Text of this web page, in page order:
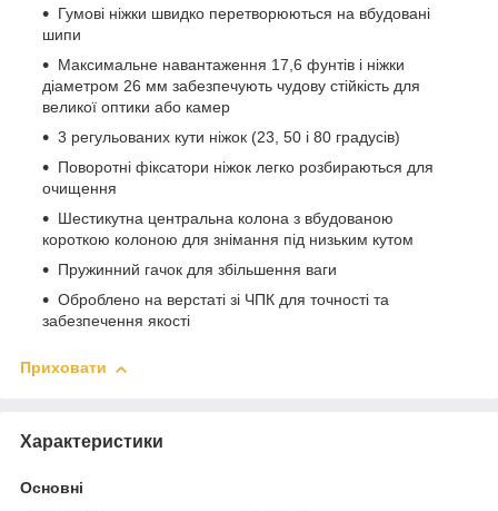
Гумові ніжки швидко перетворюються на вбудовані
шипи
Максимальне навантаження 17,6 фунтів і ніжки
діаметром 26 мм забезпечують чудову стійкість для
великої оптики або камер
3 регульованих кути ніжок (23, 50 і 80 градусів)
Поворотні фіксатори ніжок легко розбираються для
очищення
Шестикутна центральна колона з вбудованою
короткою колоною для знімання під низьким кутом
Пружинний гачок для збільшення ваги
Оброблено на верстаті зі ЧПК для точності та
забезпечення якості
Приховати
Характеристики
Основні